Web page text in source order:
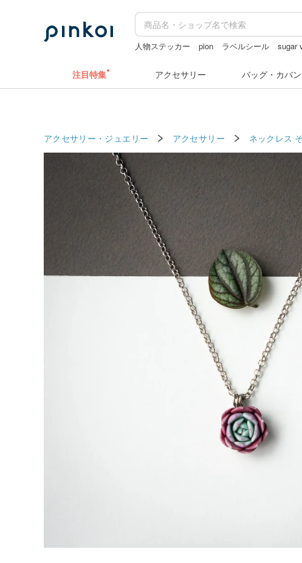
人物ステッカー pion ラベルシール sugar
注目特集 アクセサリー バッグ・カバン
アクセサリー・ジュエリー アクセサリー ネックレス